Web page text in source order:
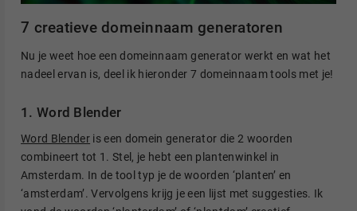
7 creatieve domeinnaam generatoren
Nu je weet hoe een domeinnaam generator werkt en wat het
nadeel ervan is, deel ik hieronder 7 domeinnaam tools met je!
1. Word Blender
Word Blender is een domein generator die 2 woorden
combineert tot 1. Stel, je hebt een plantenwinkel in
Amsterdam. In de tool typ je de woorden ‘planten’ en
‘amsterdam’. Vervolgens krijg je een lijst met suggesties. Ik